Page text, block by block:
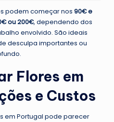
podem começar nos 90€ e
ou 200€, dependendo dos
envolvido. São ideais
desculpa importantes ou
Flores em
e Custos
em Portugal pode parecer